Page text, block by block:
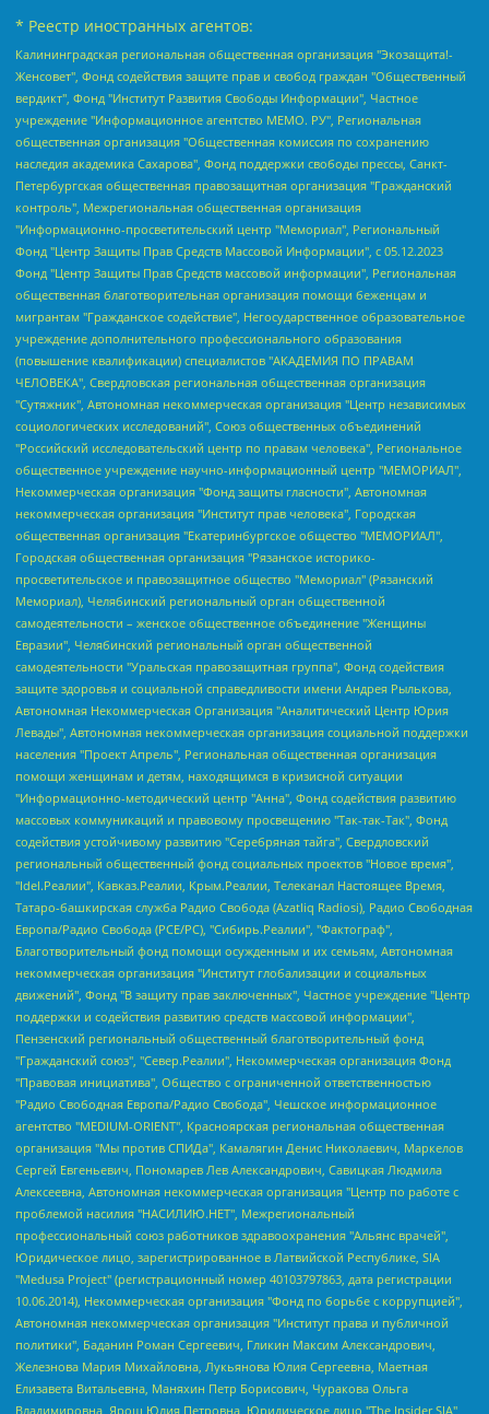
* Реестр иностранных агентов:
Калининградская региональная общественная организация "Экозащита!-Женсовет", Фонд содействия защите прав и свобод граждан "Общественный вердикт", Фонд "Институт Развития Свободы Информации", Частное учреждение "Информационное агентство МЕМО. РУ", Региональная общественная организация "Общественная комиссия по сохранению наследия академика Сахарова", Фонд поддержки свободы прессы, Санкт-Петербургская общественная правозащитная организация "Гражданский контроль", Межрегиональная общественная организация "Информационно-просветительский центр "Мемориал", Региональный Фонд "Центр Защиты Прав Средств Массовой Информации", с 05.12.2023 Фонд "Центр Защиты Прав Средств массовой информации", Региональная общественная благотворительная организация помощи беженцам и мигрантам "Гражданское содействие", Негосударственное образовательное учреждение дополнительного профессионального образования (повышение квалификации) специалистов "АКАДЕМИЯ ПО ПРАВАМ ЧЕЛОВЕКА", Свердловская региональная общественная организация "Сутяжник", Автономная некоммерческая организация "Центр независимых социологических исследований", Союз общественных объединений "Российский исследовательский центр по правам человека", Региональное общественное учреждение научно-информационный центр "МЕМОРИАЛ", Некоммерческая организация "Фонд защиты гласности", Автономная некоммерческая организация "Институт прав человека", Городская общественная организация "Екатеринбургское общество "МЕМОРИАЛ", Городская общественная организация "Рязанское историко-просветительское и правозащитное общество "Мемориал" (Рязанский Мемориал), Челябинский региональный орган общественной самодеятельности – женское общественное объединение "Женщины Евразии", Челябинский региональный орган общественной самодеятельности "Уральская правозащитная группа", Фонд содействия защите здоровья и социальной справедливости имени Андрея Рылькова, Автономная Некоммерческая Организация "Аналитический Центр Юрия Левады", Автономная некоммерческая организация социальной поддержки населения "Проект Апрель", Региональная общественная организация помощи женщинам и детям, находящимся в кризисной ситуации "Информационно-методический центр "Анна", Фонд содействия развитию массовых коммуникаций и правовому просвещению "Так-так-Так", Фонд содействия устойчивому развитию "Серебряная тайга", Свердловский региональный общественный фонд социальных проектов "Новое время", "Idel.Реалии", Кавказ.Реалии, Крым.Реалии, Телеканал Настоящее Время, Татаро-башкирская служба Радио Свобода (Azatliq Radiosi), Радио Свободная Европа/Радио Свобода (PCE/PC), "Сибирь.Реалии", "Фактограф", Благотворительный фонд помощи осужденным и их семьям, Автономная некоммерческая организация "Институт глобализации и социальных движений", Фонд "В защиту прав заключенных", Частное учреждение "Центр поддержки и содействия развитию средств массовой информации", Пензенский региональный общественный благотворительный фонд "Гражданский союз", "Север.Реалии", Некоммерческая организация Фонд "Правовая инициатива", Общество с ограниченной ответственностью "Радио Свободная Европа/Радио Свобода", Чешское информационное агентство "MEDIUM-ORIENT", Красноярская региональная общественная организация "Мы против СПИДа", Камалягин Денис Николаевич, Маркелов Сергей Евгеньевич, Пономарев Лев Александрович, Савицкая Людмила Алексеевна, Автономная некоммерческая организация "Центр по работе с проблемой насилия "НАСИЛИЮ.НЕТ", Межрегиональный профессиональный союз работников здравоохранения "Альянс врачей", Юридическое лицо, зарегистрированное в Латвийской Республике, SIA "Medusa Project" (регистрационный номер 40103797863, дата регистрации 10.06.2014), Некоммерческая организация "Фонд по борьбе с коррупцией", Автономная некоммерческая организация "Институт права и публичной политики", Баданин Роман Сергеевич, Гликин Максим Александрович, Железнова Мария Михайловна, Лукьянова Юлия Сергеевна, Маетная Елизавета Витальевна, Маняхин Петр Борисович, Чуракова Ольга Владимировна, Ярош Юлия Петровна, Юридическое лицо "The Insider SIA", зарегистрированное в Риге, Латвийская Республика (дата регистрации 26.06.2015), являющееся администратором доменного имени интернет-издания "The Insider SIA", https://theins.ru, Постернак Алексей Евгеньевич, Рубин Михаил Аркадьевич, Анин Роман Александрович, Юридическое лицо Istories fonds, зарегистрированное в Латвийской Республике (регистрационный номер 50008295751, дата регистрации 24.02.2020), Великовский Дмитрий Александрович, Долинина Ирина Николаевна, Мароховская Алеся Алексеевна, Шлейнов Роман Юрьевич, Шмагун Олеся Валентиновна, Общество с ограниченной ответственностью "Альтаир 2021", Общество с ограниченной ответственностью "Вега 2021", Общество с ограниченной ответственностью "Главный редактор 2021", Общество с ограниченной ответственностью "Ромашки монолит", Важенков Артем Валерьевич, Ивановская областная общественная организация "Центр гендерных исследований", Гурман Юрий Альбертович, Медиапроект "ОВД-Инфо", Егоров Владимир Владимирович, Жилинский Владимир Александрович, Общество с ограниченной ответственностью "ЗП", Иванова София Юрьевна, Карезина Инна Павловна, Кильтау Екатерина Викторовна, Петров Алексей Викторович, Пискунов Сергей Евгеньевич, Смирнов Сергей Сергеевич, Тихонов Михаил Сергеевич, Общество с ограниченной ответственностью "ЖУРНАЛИСТ-ИНОСТРАННЫЙ АГЕНТ", Арапова Галина Юрьевна, Вольтская Татьяна Анатольевна, Американская компания "Mason G.E.S. Anonymous Foundation" (США), являющаяся владельцем интернет-издания https://mnews.world/, Компания "Stichting Bellingcat", зарегистрированная в Нидерландах (дата регистрации 11.07.2018), Захаров Андрей Вячеславович, Клепиковская Екатерина Дмитриевна, Общество с ограниченной ответственностью "МЕМО", Перл Роман Александрович, Симонов Евгений Алексеевич, Соловьева Елена Анатольевна, Сотников Даниил Владимирович, Сурначева Елизавета Дмитриевна, Автономная некоммерческая организация по защите прав человека и информированию населения "Якутия – Наше Мнение", Общество с ограниченной ответственностью "Москоу диджитал медиа", с 26.01.2023 Общество с ограниченной ответственностью "Чайка Белые сады", Ветошкина Валерия Валерьевна, Заговора Максим Александрович, Межрегиональное общественное движение "Российская ЛГБТ - сеть", Оленичев Максим Владимирович, Павлов Иван Юрьевич, Скворцова Елена Сергеевна, Общество с ограниченной ответственностью "Как бы инагент", Кочетков Игорь Викторович, Общество с ограниченной ответственностью "Честные выборы", Еланчик Олег Александрович, Общество с ограниченной ответственностью "Нобелевский призыв", Гималова Регина Эмилевна, Григорьев Андрей Валерьевич, Григорьева Алина Александровна, Ассоциация по содействию защите прав призывников, альтернативнослужащих и военнослужащих "Правозащитная группа "Гражданин.Армия.Право", Хисамова Регина Фаритовна, Автономная некоммерческая организация по реализации социально-правовых программ "Лилит", Дальневосточное общественное движение "Маяк", Санкт-Петербургская ЛГБТ-инициативная группа "Выход", Инициативная группа ЛГБТ+ "Реверс", Алексеев Андрей Викторович, Бекбулатова Таисия Львовна, Беляев Иван Михайлович, Владыкина Елена Сергеевна, Гельман Марат Александрович, Никульшина Вероника Юрьевна, Толоконникова Надежда Андреевна, Шендерович Виктор Анатольевич, Общество с ограниченной ответственностью "Данное сообщение", Общество с ограниченной ответственностью Издательский дом "Новая глава", Айнбиндер Александра Александровна, Московский комьюнити-центр для ЛГБТ+инициатив, Благотворительный фонд развития филантропии, Deutsche Welle (Германия, Kurt-Schumacher-Strasse 3, 53113 Bonn), Борзунова Мария Михайловна, Воробьев Виктор Викторович, Голубева Анна Львовна, Константинова Алла Михайловна, Малкова Ирина Владимировна, Мурадов Мурад Абдулгалимович, Осетинская Елизавета Николаевна, Понасенков Евгений Николаевич, Ганапольский Матвей Юрьевич, Киселев Евгений Алексеевич, Борухович Ирина Григорьевна, Дремин Иван Тимофеевич, Дубровский Дмитрий Викторович, Красноярская региональная общественная организация поддержки и развития альтернативных образовательных технологий и межкультурных коммуникаций "ИНТЕРРА", Маяковская Екатерина Алексеевна, Фейгин Марк Захарович, Филимонов Андрей Викторович, Дзугкоева Регина Николаевна, Доброхотов Роман Александрович, Дудь Юрий Александрович, Елкин Сергей Владимирович, Кругликов Кирилл Игоревич, Сабунаева Мария Леонидовна, Семенов Алексей Владимирович, Шаинян Карен Багратович, Шульман Екатерина Михайловна, Асафьев Артур Валерьевич, Вахштайн Виктор Семенович, Венедиктов Алексей Алексеевич, Лушникова Екатерина Евгеньевна, Волков Леонид Михайлович, Невзоров Александр Глебович, Пархоменко Сергей Борисович, Сироткин Ярослав Николаевич, Кара-Мурза Владимир Владимирович, Баранова Наталья Владимировна, Гозман Леонид Яковлевич, Кагарлицкий Борис Юльевич, Климарев Михаил Валерьевич, Милов Владимир Станиславович, Автономная некоммерческая организация Краснодарский центр современного искусства "Типография", Моргенштерн Алишер Тагирович, Соболь Любовь Эдуардовна, Общество с ограниченной ответственностью "ЛИЗА НОРМ", Каспаров Гарри Кимович, Ходорковский Михаил Борисович, Общество с ограниченной ответственностью "Апрельские тезисы", Данилович Ирина Брониславовна, Кашин Олег Владимирович, Петров Николай Владимирович, Пивоваров Алексей Владимирович, Соколов Михаил Владимирович, Цветкова Юлия Владимировна, Чичваркин Евгений Александрович, Комитет против пыток/Команда против пыток, Общество с ограниченной ответственностью "Первый научный", Общество с ограниченной ответственностью "Вертолет и ко", Белоцерковская Вероника Борисовна, Кац Максим Евгеньевич, Лазарева Татьяна Юрьевна, Шаведдинов Руслан Табризович, Яшин Илья Валерьевич, Общество с ограниченной ответственностью "Иноагент ААВ", Алешковский Дмитрий Петрович, Альбац Евгения Марковна, Быков Дмитрий Львович, Галямина Юлия Евгеньевна, Лойко Сергей Леонидович, Мартынов Кирилл Константинович, Медведев Сергей Александрович, Крашенинников Федор Геннадиевич, Гордеева Катерина Вл